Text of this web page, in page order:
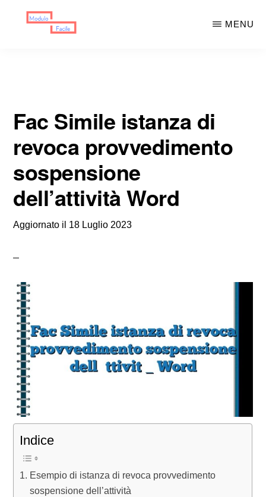
MENU
Fac Simile istanza di
revoca provvedimento
sospensione
dell’attività Word
Aggiornato il 18 Luglio 2023
Indice
Esempio di istanza di revoca provvedimento
sospensione dell’attività